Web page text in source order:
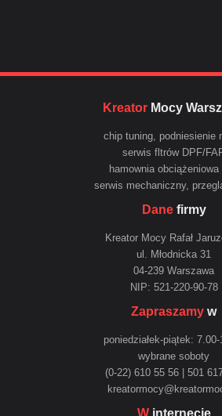
KreatorMocy
chip tuning, podniesienie
serwis fltrów DPF/
hamownia obciążeniowa
serwis mechaniczny,
Danefirmy
Kreator Mocy Rafał
ul. Młodnicka 31
04-239 Warszawa
NIP: 521-220-90-78
Zapraszamy w
poniedziałek-piątek: 7.00-
wybrane soboty
(0-22) 610 55 56 | 501